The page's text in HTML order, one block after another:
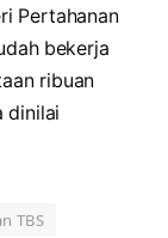
Pertahanan
bekerja
ribuan
dinilai
TBS